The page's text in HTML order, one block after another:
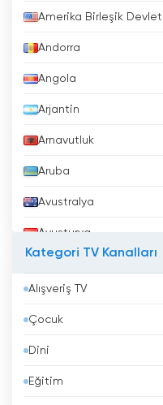
Amerika Birleşik
Andorra
Angola
Arjantin
Arnavutluk
Aruba
Avustralya
Avusturya
Bahreyn
Bangladeş
Barbados
Belçika
Kategori TV Kanalları
Alışveriş TV
Çocuk
Dini
Eğitim